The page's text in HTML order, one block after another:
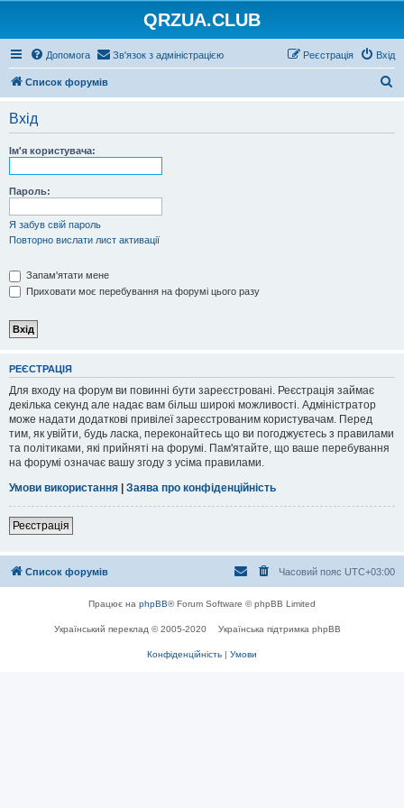
QRZUA.CLUB
Допомога Зв'язок з адміністрацією Вхід
Реєстрація
Список форумів
Вхід
Ім'я користувача:
Пароль:
Я забув свій пароль
Повторно вислати лист активації
Запам'ятати мене
Приховати моє перебування на форумі цього разу
РЕЄСТРАЦІЯ
Для входу на форум ви повинні бути зареєстровані. Реєстрація займає
декілька секунд але надає вам більш широкі можливості. Адміністратор
може надати додаткові привілеї зареєстрованим користувачам. Перед
тим, як увійти, будь ласка, переконайтесь що ви погоджуєтесь з правилами
та політиками, які прийняті на форумі. Пам'ятайте, що ваше перебування
на форумі означає вашу згоду з усіма правилами.
Умови використання | Заява про конфіденційність
Реєстрація
Список форумів Часовий пояс UTC+03:00
Працює на phpBB® Forum Software © phpBB Limited
Український переклад © 2005-2020 Українська підтримка phpBB
Конфіденційність | Умови